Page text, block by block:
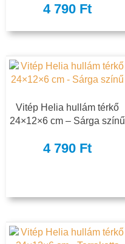
4 790 Ft
Vitép Helia hullám térkő
24×12×6 cm – Sárga színű
4 790 Ft